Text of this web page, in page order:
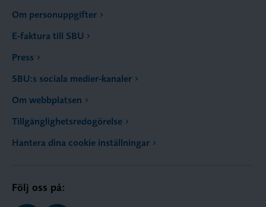
Om personuppgifter
E-faktura till SBU
Press
SBU:s sociala medier-kanaler
Om webbplatsen
Tillgänglighetsredogörelse
Hantera dina cookie inställningar
Följ oss på: